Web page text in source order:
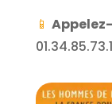
📱